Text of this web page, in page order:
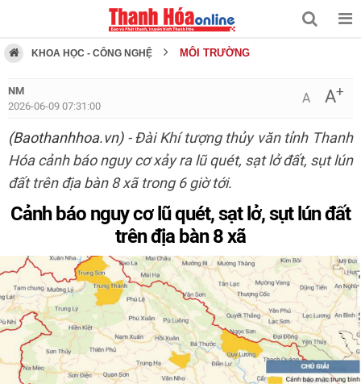
KHOA HỌC - CÔNG NGHỆ MÔI TRƯỜNG
NM
2026-06-09 07:31:00
A A+
(Baothanhhoa.vn)- Đài Khí tượng thủy văn tỉnh Thanh
Hóa cảnh báo nguy cơ xảy ra lũ quét, sạt lở đất, sụt lún
đất trên địa bàn 8 xã trong 6 giờ tới.
Cảnh báo nguy cơ lũ quét, sạt lở, sụt lún đất
trên địa bàn 8 xã